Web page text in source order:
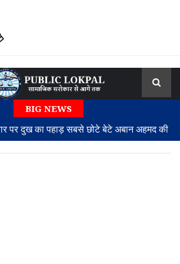
BIG NEWS
पर दुख का पहाड़ सबसे छोटे बेटे अबान अहमद की